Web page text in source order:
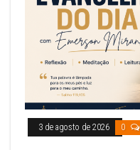
3 de agosto de 2026 0